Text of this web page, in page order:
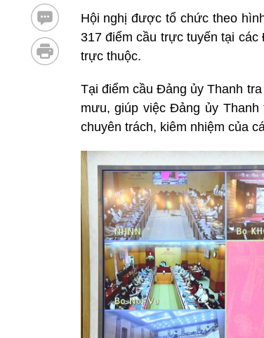
Hội nghị được tổ chức theo
317 điểm cầu trực tuyến tại
trực thuộc.
Tại điểm cầu Đảng ủy Thanh
mưu, giúp việc Đảng ủy
chuyên trách, kiêm nhiệm của